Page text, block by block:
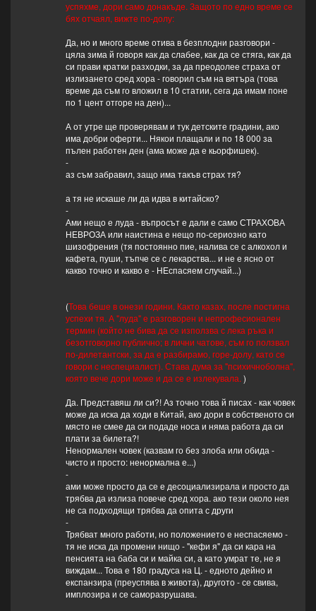
успяхме, дори само донакъде. Защото по едно време се
бях отчаял, вижте по-долу:
Да, но и много време отива в безплодни разговори -
цяла зима й говоря как да слабее, как да се стяга, как да
си прави кратки разходки, за да преодолее страха от
излизането сред хора - говорил съм на вятъра (това
време да съм го вложил в 10 статии, сега да имам поне
по 1 цент отгоре на ден)...
А от утре ще проверявам и тук детските градини, ако
има добри оферти... Някои плащали и по 18 000 за
пълен работен ден (ама може да е кьорфишек).
-
аз съм забравил, защо има такъв страх тя?
а тя не искаше ли да идва в китайско?
-
Ами нещо е луда - въпросът е дали е само СТРАХОВА
НЕВРОЗА или наистина е нещо по-сериозно като
шизофрения (тя постоянно пие, налива се с алкохол и
кафета, пуши, тъпче се с лекарства... и не е ясно от
какво точно и какво е - НЕспасяем случай...)
(Това беше в онези години. Както казах, после постигна
успехи тя. А "луда" е разговорен и непрофесионален
термин (който не бива да се използва с лека ръка и
безотговорно публично; в лични чатове, съм го ползвал
по-дилетантски, за да е разбирамо, горе-долу, като се
говори с неспециалист). Става дума за "психичноболна",
която вече дори може и да се е излекувала.)
Да. Представяш ли си?! Аз точно това й писах - как човек
може да иска да ходи в Китай, ако дори в собственото си
място не смее да си подаде носа и няма работа да си
плати за билета?!
Ненормален човек (казвам го без злоба или обида -
чисто и просто: ненормална е...)
-
ами може просто да се е десоциализирала и просто да
трябва да излиза повече сред хора. ако тези около нея
не са подходящи трябва да опита с други
-
Трябват много работи, но положението е неспасяемо -
тя не иска да промени нищо - "кефи я" да си кара на
пенсията на баба си и майка си, а като умрат те, не я
виждам... Това е 180 градуса на Ц. - едното дейно и
експанзира (преуспява в живота), другото - се свива,
имплозира и се саморазрушава.